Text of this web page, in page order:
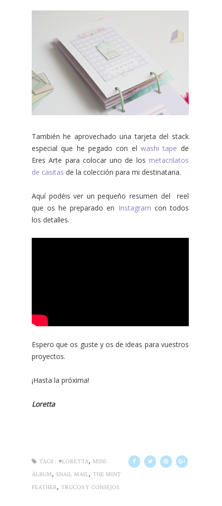
También he aprovechado una tarjeta del stack
especial que he pegado con elwashi tape de
Eres Arte para colocar uno de los metacrilatos
de casitas de la colección para mi destinataria.
Aquí podéis ver un pequeño resumen del reel
que os he preparado en Instagram con todos
los detalles.
Espero que os guste y os de ideas para vuestros
proyectos.
¡Hasta la próxima!
Loretta
TAGS : ♥LORETTA, MINI-
ÁLBUM, SNAIL MAIL, THE MINT
FEATHER, TRUCOS Y CONSEJOS